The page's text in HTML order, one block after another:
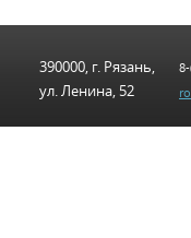
390000, г. Рязань,
ул. Ленина, 52